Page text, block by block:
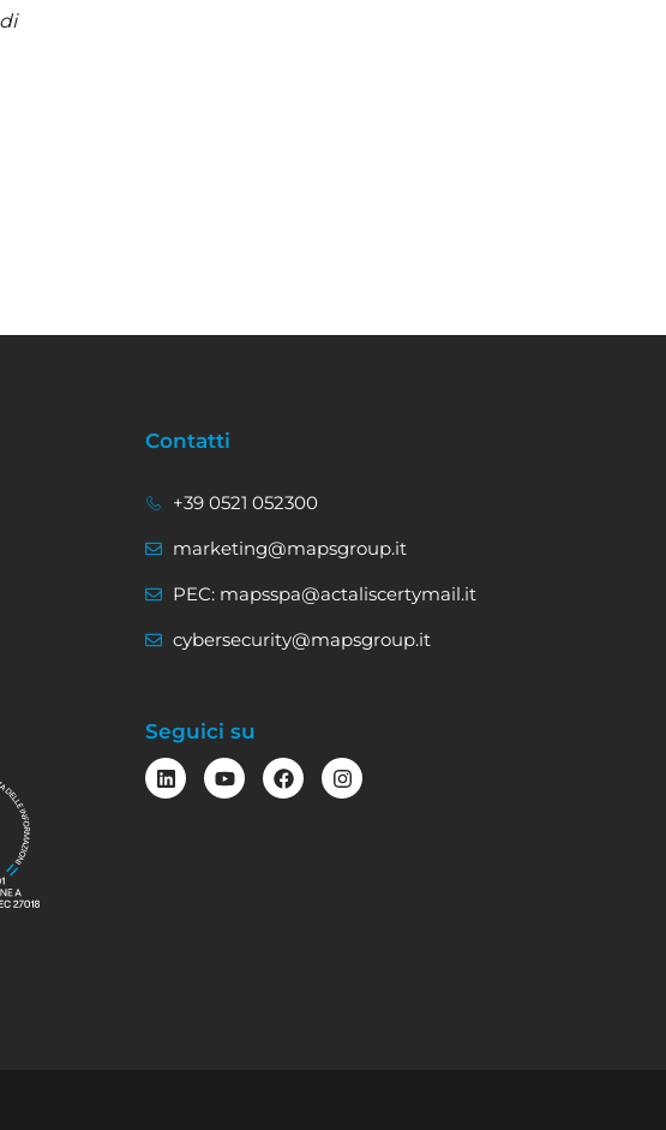
Contatti
+39 0521 052300
marketing@mapsgroup.it
PEC: mapsspa@actaliscertymail.it
cybersecurity@mapsgroup.it
Seguici su